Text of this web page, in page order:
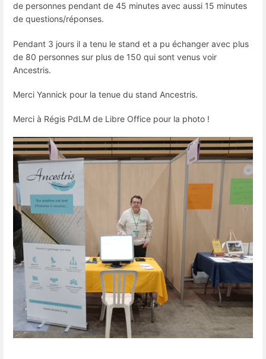
de personnes pendant de 45 minutes avec aussi 15 minutes
de questions/réponses.
Pendant 3 jours il a tenu le stand et a pu échanger avec plus
de 80 personnes sur plus de 150 qui sont venus voir
Ancestris.
Merci Yannick pour la tenue du stand Ancestris.
Merci à Régis PdLM de Libre Office pour la photo !